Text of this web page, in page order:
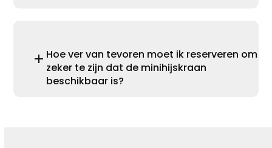
Hoe ver van tevoren moet ik reserveren om
zeker te zijn dat de minihijskraan
beschikbaar is?